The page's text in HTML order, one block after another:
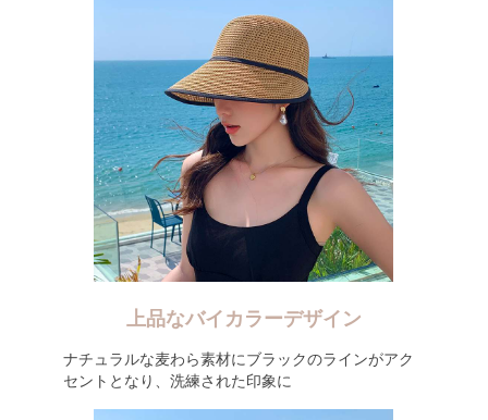
上品なバイカラーデザイン
ナチュラルな麦わら素材にブラックのラインがアク
セントとなり、洗練された印象に